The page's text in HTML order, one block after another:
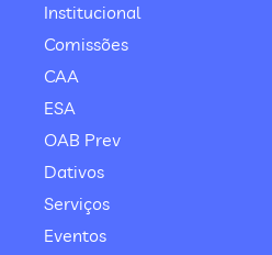
Institucional
Comissões
CAA
ESA
OAB Prev
Dativos
Serviços
Eventos